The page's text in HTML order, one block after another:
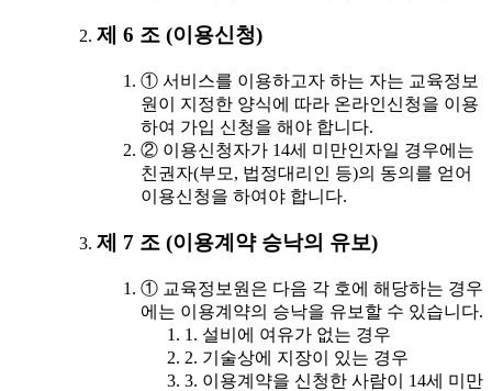
제 6 조 (이용신청)
① 서비스를 이용하고자 하는 자는 교육정보
원이 지정한 양식에 따라 온라인신청을 이용
하여 가입 신청을 해야 합니다.
② 이용신청자가 14세 미만인자일 경우에는
친권자(부모, 법정대리인 등)의 동의를 얻어
이용신청을 하여야 합니다.
제 7 조 (이용계약 승낙의 유보)
① 교육정보원은 다음 각 호에 해당하는 경우
에는 이용계약의 승낙을 유보할 수 있습니다.
1. 설비에 여유가 없는 경우
2. 기술상에 지장이 있는 경우
3. 이용계약을 신청한 사람이 14세 미만